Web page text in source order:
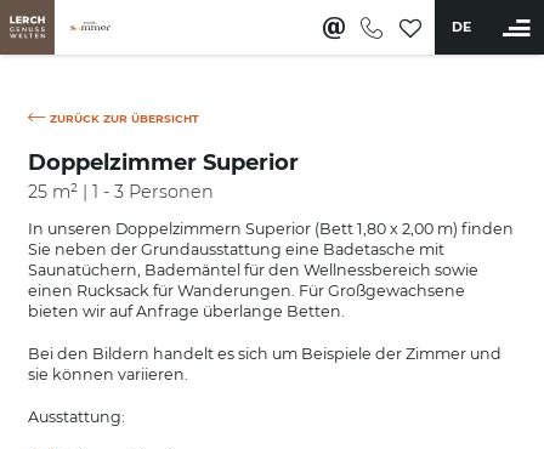
DE
Hotel
Zimmer & Angebote
Zimmer & Suiten
Inklusivleistungen
Wellness & Aktiv
Restaurant & Bar
ZURÜCK ZUR ÜBERSICHT
Doppelzimmer Superior
25 m² | 1 - 3 Personen
In unseren Doppelzimmern Superior (Bett 1,80 x 2,00 m) finden
Sie neben der Grundausstattung eine Badetasche mit
Saunatüchern, Bademäntel für den Wellnessbereich sowie
einen Rucksack für Wanderungen. Für Großgewachsene
bieten wir auf Anfrage überlange Betten.
Bei den Bildern handelt es sich um Beispiele der Zimmer und
sie können variieren.
Ausstattung: